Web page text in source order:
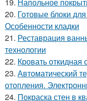
20. Готовые блоки
Особенности кладки
21. Реставрация
технологии
22. Кровать
23. Автоматический
отопления.
24. Покраска стен в